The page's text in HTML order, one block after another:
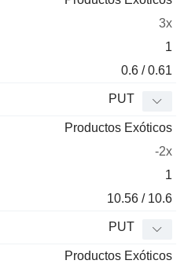
3x
1
0.6 / 0.61
PUT
Productos Exóticos
-2x
1
10.56 / 10.6
PUT
Productos Exóticos